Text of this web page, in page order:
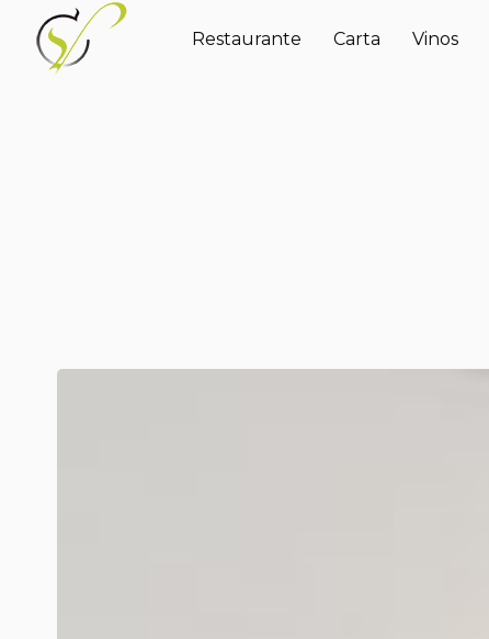
Restaurante Carta Vinos